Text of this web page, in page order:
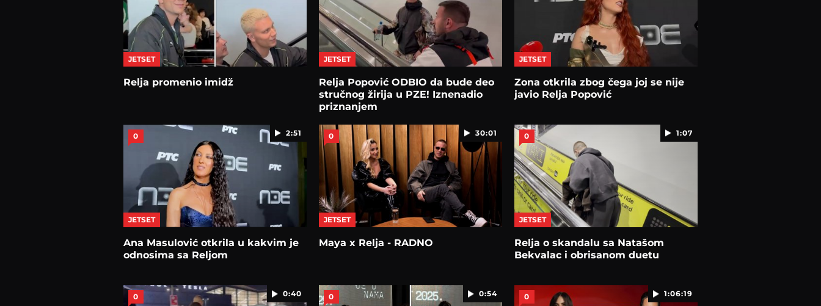
JETSET
Relja promenio imidž
JETSET
Relja Popović ODBIO da bude deo
stručnog žirija u PZE! Iznenadio
priznanjem
JETSET
Zona otkrila zbog čega joj se nije
javio Relja Popović
2:51
0
JETSET
Ana Masulović otkrila u kakvim je
odnosima sa Reljom
30:01
0
JETSET
Maya x Relja - RADNO
1:07
0
JETSET
Relja o skandalu sa Natašom
Bekvalac i obrisanom duetu
0:40
0 0:54
0 1:06:19
0